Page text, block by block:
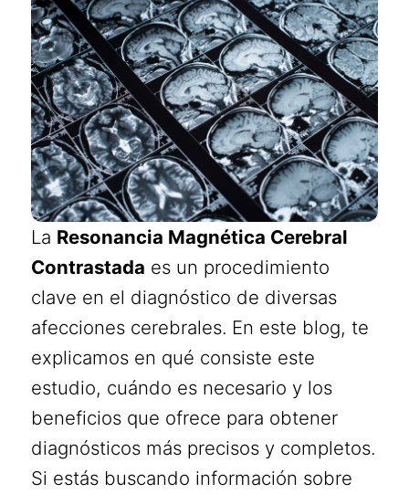
La Resonancia Magnética Cerebral
Contrastada es un procedimiento
clave en el diagnóstico de diversas
afecciones cerebrales. En este blog, te
explicamos en qué consiste este
estudio, cuándo es necesario y los
beneficios que ofrece para obtener
diagnósticos más precisos y completos.
Si estás buscando información sobre